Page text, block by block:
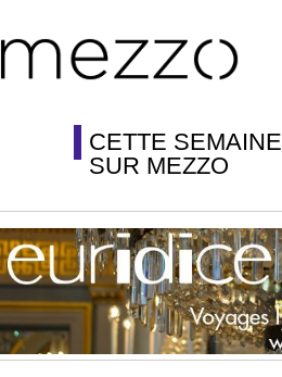
CETTE SEMAINE
SUR MEZZO